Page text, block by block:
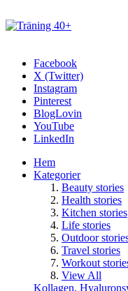
Facebook
X (Twitter)
Instagram
Pinterest
BlogLovin
YouTube
LinkedIn
Hem
Kategorier
Beauty stories
Health stories
Kitchen stories
Life stories
Outdoor
Travel stories
Workout
View All
Kollagen,